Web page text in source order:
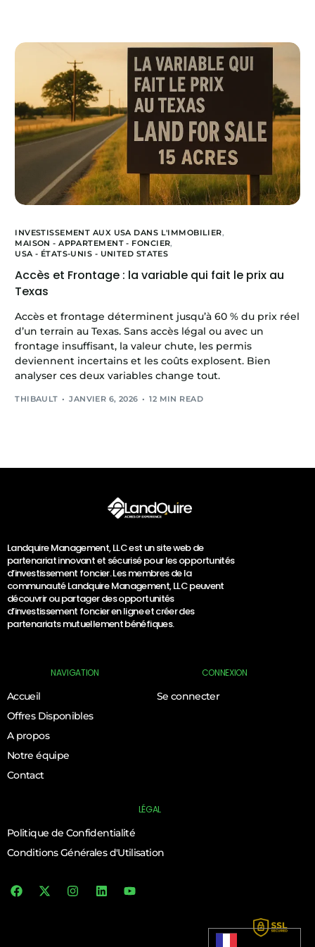
INVESTISSEMENT AUX USA DANS L'IMMOBILIER,
MAISON - APPARTEMENT - FONCIER,
USA - ÉTATS-UNIS - UNITED STATES
Accès et Frontage : la variable qui fait le prix au
Texas
Accès et frontage déterminent jusqu’à 60 % du prix réel
d’un terrain au Texas. Sans accès légal ou avec un
frontage insuffisant, la valeur chute, les permis
deviennent incertains et les coûts explosent. Bien
analyser ces deux variables change tout.
THIBAULT JANVIER 6, 2026 12 MIN READ
Landquire Management, LLC est un site web de
partenariat innovant et sécurisé pour les opportunités
d’investissement foncier. Les membres de la
communauté Landquire Management, LLC peuvent
découvrir ou partager des opportunités
d’investissement foncier en ligne et créer des
partenariats mutuellement bénéfiques.
NAVIGATION
Accueil
Offres Disponibles
A propos
Notre équipe
Contact
CONNEXION
Se connecter
LÉGAL
Politique de Confidentialité
Conditions Générales d'Utilisation